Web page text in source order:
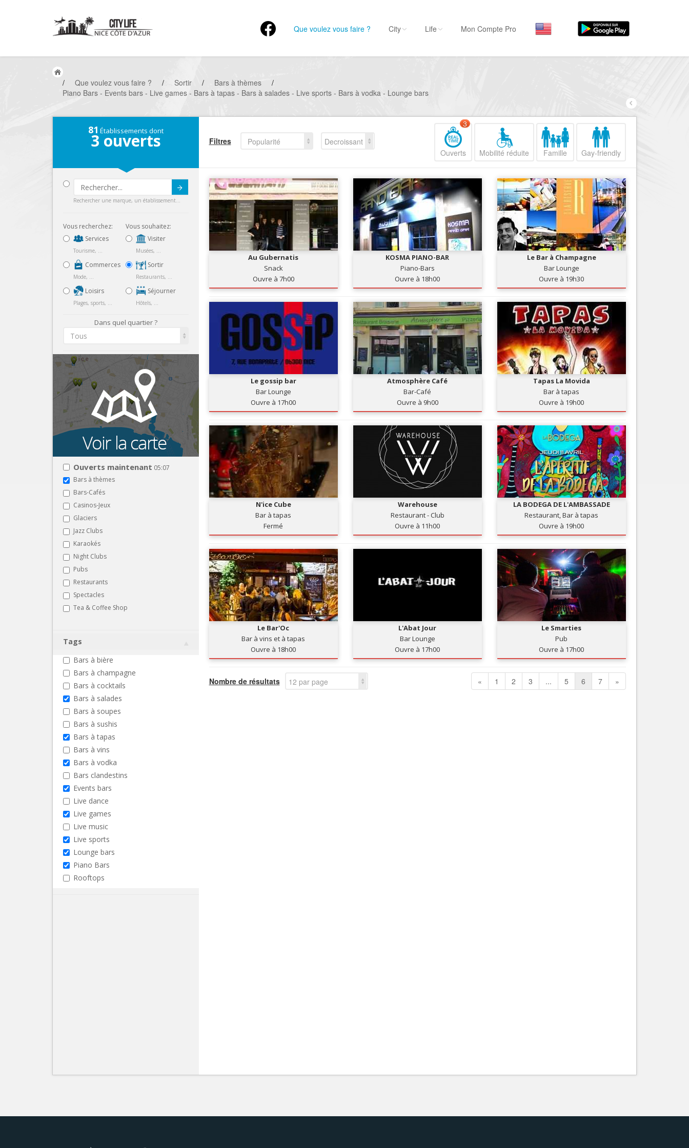
Que voulez vous faire ?
Musées, ...
Sortir
Commerces
Mode, ...
Loisirs
Plages, sports, ...
Services
Tourisme, ...
Nice Promenade du
Nice le Port
Nice le Vieux Nice
Nice les Collines Niçoises
Nice le petit Marais Niçois
Nice la plaine du Var
Nice le Carré d’Or
City Life Mon Compte Pro
/ Que voulez vous faire ? / Sortir / Bars à thèmes
/
Piano Bars - Events bars - Live games - Bars à tapas - Bars à salades - Live sports - Bars à vodka - Lounge bars
81 Établissements dont
3 ouverts
Rechercher une marque, un établissement...
Vous recherchez:
Services
Tourisme, ...
Commerces
Mode, ...
Loisirs
Plages, sports, ...
Vous souhaitez:
Visiter
Musées, ...
Sortir
Restaurants, ...
Séjourner
Hôtels, ...
Dans quel quartier ?
Tous
Ouverts maintenant 05:07
Bars à thèmes
Bars-Cafés
Casinos-Jeux
Glaciers
Jazz Clubs
Karaokés
Night Clubs
Pubs
Restaurants
Spectacles
Tea & Coffee Shop
Tags
Bars à bière
Bars à champagne
Bars à cocktails
Bars à salades
Bars à soupes
Bars à sushis
Bars à tapas
Bars à vins
Bars à vodka
Bars clandestins
Events bars
Live dance
Live games
Live music
Live sports
Lounge bars
Piano Bars
Rooftops
Filtres Popularité
Decroissant
Ouverts
3
Mobilité réduite Famille Gay-friendly
Au Gubernatis
Snack
Ouvre à 7h00
KOSMA PIANO-BAR
Piano-Bars
Ouvre à 18h00
Le Bar à Champagne
Bar Lounge
Ouvre à 19h30
Le gossip bar
Bar Lounge
Ouvre à 17h00
Atmosphère Café
Bar-Café
Ouvre à 9h00
Tapas La Movida
Bar à tapas
Ouvre à 19h00
N'ice Cube
Bar à tapas
Fermé
Warehouse
Restaurant - Club
Ouvre à 11h00
LA BODEGA DE L'AMBASSADE
Restaurant, Bar à tapas
Ouvre à 19h00
Le Bar'Oc
Bar à vins et à tapas
Ouvre à 18h00
L'Abat Jour
Bar Lounge
Ouvre à 17h00
Le Smarties
Pub
Ouvre à 17h00
Nombre de résultats 12 par page « 1 2 3 ... 5 6 7 »